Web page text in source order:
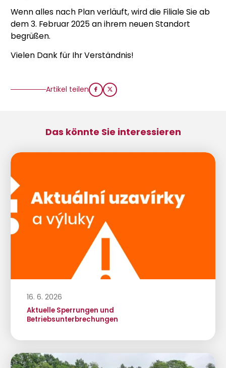
Wenn alles nach Plan verläuft, wird die Filiale Sie ab
dem 3. Februar 2025 an ihrem neuen Standort
begrüßen.
Vielen Dank für Ihr Verständnis!
Artikel teilen
Das könnte Sie interessieren
16. 6. 2026
Aktuelle Sperrungen und
Betriebsunterbrechungen